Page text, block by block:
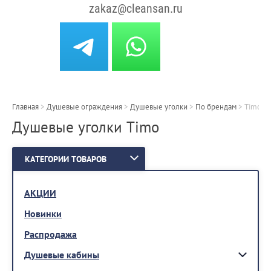
zakaz@cleansan.ru
Главная > Душевые ограждения > Душевые уголки > По брендам > Timo
Душевые уголки Timo
КАТЕГОРИИ ТОВАРОВ
АКЦИИ
Новинки
Распродажа
Душевые кабины